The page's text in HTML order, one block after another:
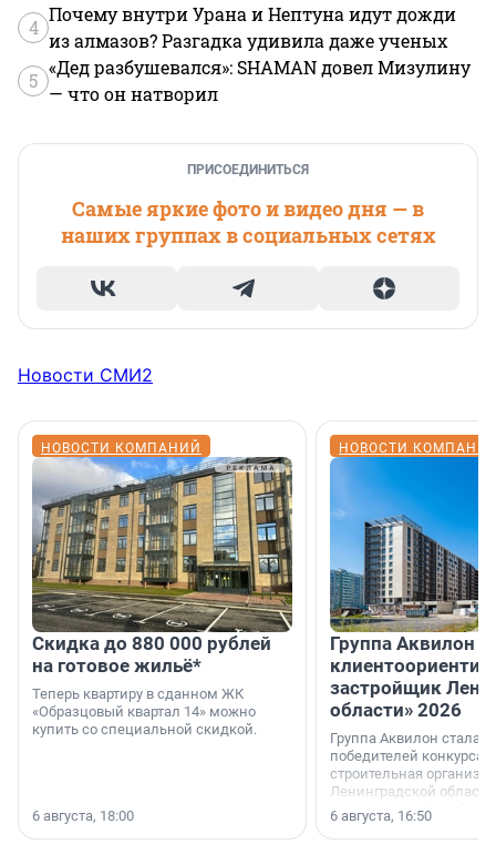
4
Почему внутри Урана и Нептуна идут дожди
из алмазов? Разгадка удивила даже ученых
5
«Дед разбушевался»: SHAMAN довел Мизулину
— что он натворил
ПРИСОЕДИНИТЬСЯ
Самые яркие фото и видео дня — в
наших группах в социальных сетях
Новости СМИ2
НОВОСТИ КОМПАНИЙ
Скидка до 880 000 рублей
на готовое жильё*
Теперь квартиру в сданном ЖК
«Образцовый квартал 14» можно
купить со специальной скидкой.
6 августа, 18:00
НОВОСТИ
Группа Аквилон
застройщик
области» 2026
Группа Аквилон стала
победителей конкурса
строительная
Ленинградской области
номинации «Самый
застройщик
6 августа, 16:50